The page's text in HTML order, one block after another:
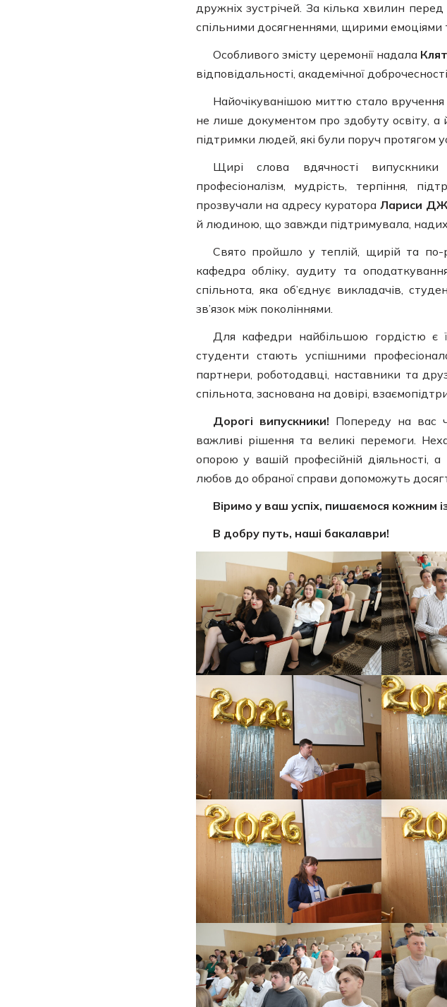
дружніх зустрічей. За кілька хвилин
спільними досягненнями, щирими емоціями
Особливого змісту церемонії надала
відповідальності, академічної
Найочікуванішою миттю стало
не лише документом про здобуту освіту, а
підтримки людей, які були поруч протягом
Щирі слова вдячності
професіоналізм, мудрість, терпіння,
прозвучали на адресу куратора Лариси
й людиною, що завжди підтримувала,
Свято пройшло у теплій, щирій та
кафедра обліку, аудиту та
спільнота, яка об’єднує викладачів,
зв’язок між поколіннями.
Для кафедри найбільшою гордістю є
студенти стають успішними
партнери, роботодавці, наставники та
спільнота, заснована на довірі,
Дорогі випускники! Попереду на вас
важливі рішення та великі перемоги.
опорою у вашій професійній діяльності, а
любов до обраної справи допоможуть
Віримо у ваш успіх, пишаємося кожним
В добру путь, наші бакалаври!